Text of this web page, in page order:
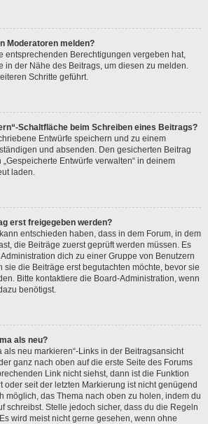
Moderatoren melden?
entsprechenden Berechtigungen vergeben hat,
in der Nähe des Beitrags, um diesen zu melden.
Schritte geführt.
Schaltfläche beim Schreiben eines Beitrags?
Entwürfe speichern und zu einem
und absenden. Den gesicherten Beitrag
Entwürfe verwalten“ in deinem
laden.
erst freigegeben werden?
entschieden haben, dass in dem Forum, in dem
die Beiträge zuerst geprüft werden müssen. Es
dich zu einer Gruppe von Benutzern
sie die Beiträge erst begutachten möchte, bevor sie
Bitte kontaktiere die Board-Administration, wenn
benötigst.
als neu?
als neu markieren“-Links in der Beitragsansicht
ganz nach oben auf die erste Seite des Forums
Link nicht siehst, dann ist die Funktion
oder seit der letzten Markierung ist nicht genügend
möglich, das Thema nach oben zu holen, indem du
schreibst. Stelle jedoch sicher, dass du die Regeln
wird meist nicht gerne gesehen, wenn ohne